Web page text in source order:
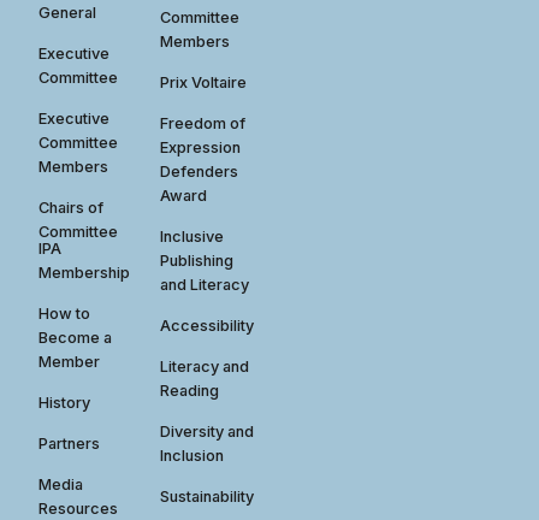
General
Executive
Committee
Executive
Committee
Members
Chairs of
Committee
IPA
Membership
How to
Become a
Member
History
Partners
Media
Resources
Committee
Members
Prix Voltaire
Freedom of
Expression
Defenders
Award
Inclusive
Publishing
and Literacy
Accessibility
Literacy and
Reading
Diversity and
Inclusion
Sustainability